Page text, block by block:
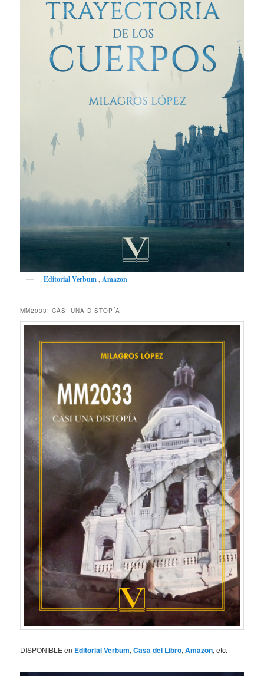
Editorial Verbum Amazon
MM2033: CASI UNA DISTOPÍA
DISPONIBLE en Editorial Verbum,Casa del Libro,Amazon, etc.